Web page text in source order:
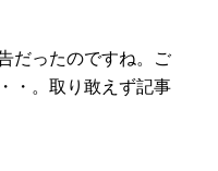
だったのですね。ご
・。取り敢えず記事